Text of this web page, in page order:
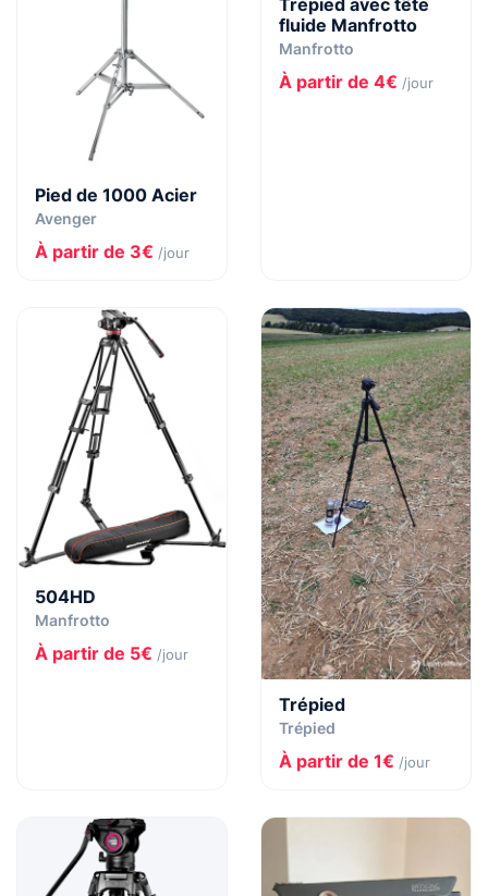
Pied de 1000 Acier
Avenger
À partir de 3€ /jour
Trépied avec tête
fluide Manfrotto
Manfrotto
À partir de 4€ /jour
504HD
Manfrotto
À partir de 5€ /jour
Trépied
Trépied
À partir de 1€ /jour